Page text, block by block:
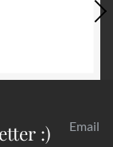
:) Email